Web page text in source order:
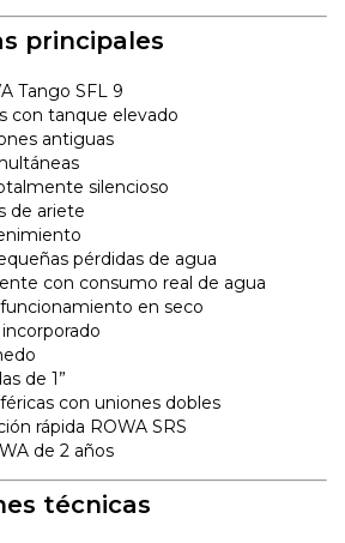
principales
Tango SFL 9
con tanque elevado
antiguas
silencioso
de ariete
pérdidas de agua
con consumo real de agua
en seco
de 1”
con uniones dobles
rápida ROWA SRS
de 2 años
técnicas